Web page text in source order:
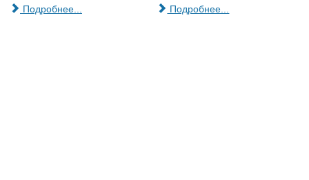
Подробнее... Подробнее...